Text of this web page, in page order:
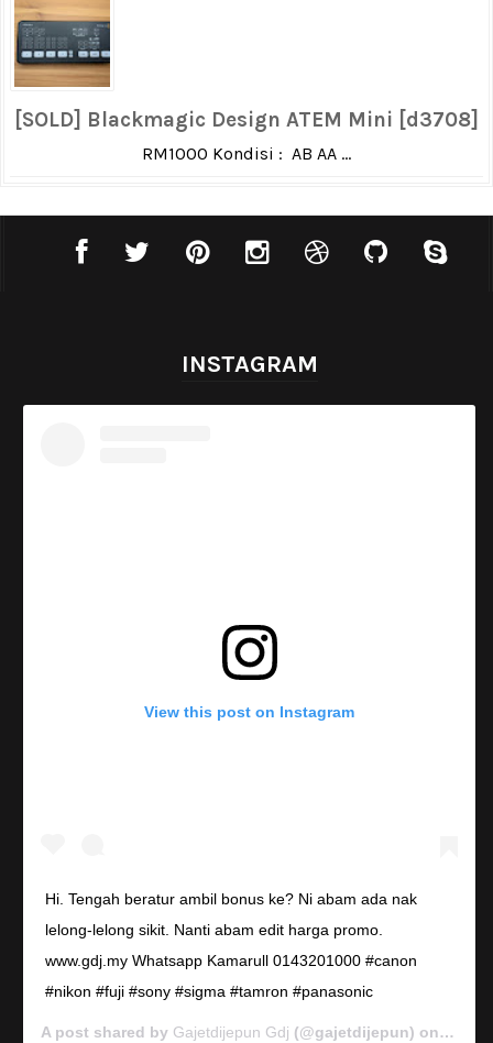
[SOLD] Blackmagic Design ATEM Mini [d3708]
RM1000 Kondisi : AB AA ...
INSTAGRAM
View this post on Instagram
Hi. Tengah beratur ambil bonus ke? Ni abam ada nak
lelong-lelong sikit. Nanti abam edit harga promo.
www.gdj.my Whatsapp Kamarull 0143201000 #canon
#nikon #fuji #sony #sigma #tamron #panasonic
A post shared by Gajetdijepun Gdj (@gajetdijepun) on Jan 7,